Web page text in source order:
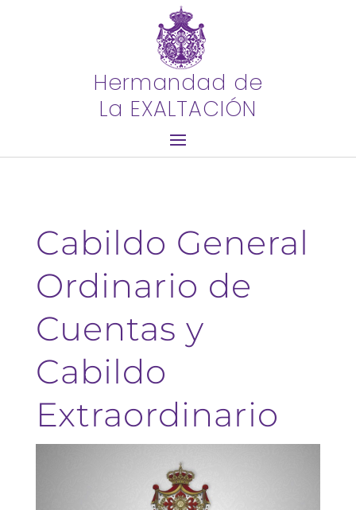
Hermandad de
La EXALTACIÓN
Cabildo General
Ordinario de
Cuentas y
Cabildo
Extraordinario